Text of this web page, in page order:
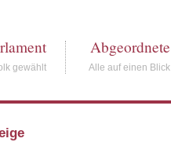
gewählt
Abgeordnete
Alle auf einen Blick